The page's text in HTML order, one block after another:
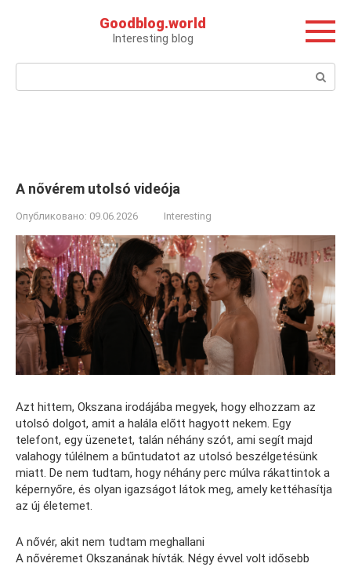
Goodblog.world
Interesting blog
Поиск:
A nővérem utolsó videója
Опубликовано: 09.06.2026 Interesting
Azt hittem, Okszana irodájába megyek, hogy elhozzam az
utolsó dolgot, amit a halála előtt hagyott nekem. Egy
telefont, egy üzenetet, talán néhány szót, ami segít majd
valahogy túlélnem a bűntudatot az utolsó beszélgetésünk
miatt. De nem tudtam, hogy néhány perc múlva rákattintok a
képernyőre, és olyan igazságot látok meg, amely kettéhasítja
az új életemet.
A nővér, akit nem tudtam meghallani
A nővéremet Okszanának hívták. Négy évvel volt idősebb